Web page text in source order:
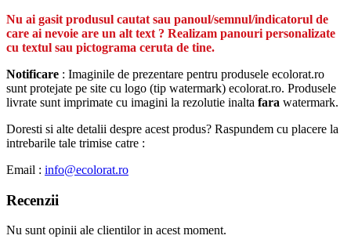
Nu ai gasit produsul cautat sau panoul/semnul/indicatorul de
care ai nevoie are un alt text ? Realizam panouri personalizate
cu textul sau pictograma ceruta de tine.
Notificare : Imaginile de prezentare pentru produsele ecolorat.ro
sunt protejate pe site cu logo (tip watermark) ecolorat.ro. Produsele
livrate sunt imprimate cu imagini la rezolutie inalta fara watermark.
Doresti si alte detalii despre acest produs? Raspundem cu placere la
intrebarile tale trimise catre :
Email : info@ecolorat.ro
Recenzii
Nu sunt opinii ale clientilor in acest moment.